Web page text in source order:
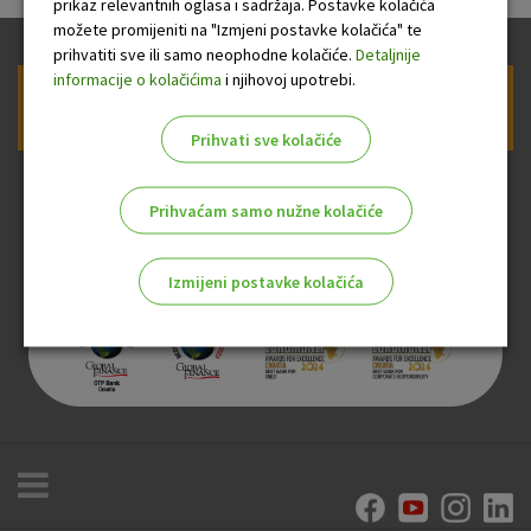
možete promijeniti na "Izmjeni postavke kolačića" te
prihvatiti sve ili samo neophodne kolačiće. Detaljnije
informacije o kolačićima i njihovoj upotrebi.
Prihvati sve kolačiće
Prihvaćam samo nužne kolačiće
Izmijeni postavke kolačića
Nužni kolačići
Analitički kolačići